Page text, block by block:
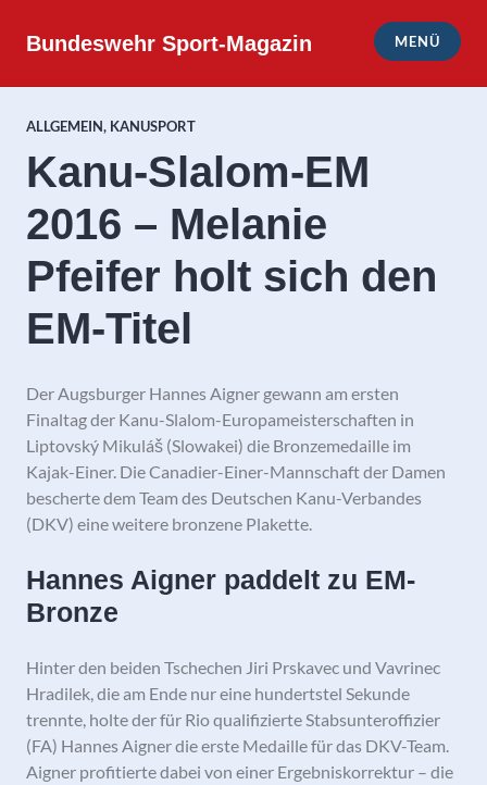
InhaltBundeswehr Sport-Magazin MENÜ
ALLGEMEIN, KANUSPORT
Kanu-Slalom-EM
2016 – Melanie
Pfeifer holt sich den
EM-Titel
Der Augsburger Hannes Aigner gewann am ersten
Finaltag der Kanu-Slalom-Europameisterschaften in
Liptovský Mikuláš (Slowakei) die Bronzemedaille im
Kajak-Einer. Die Canadier-Einer-Mannschaft der Damen
bescherte dem Team des Deutschen Kanu-Verbandes
(DKV) eine weitere bronzene Plakette.
Hannes Aigner paddelt zu EM-
Bronze
Hinter den beiden Tschechen Jiri Prskavec und Vavrinec
Hradilek, die am Ende nur eine hundertstel Sekunde
trennte, holte der für Rio qualifizierte Stabsunteroffizier
(FA) Hannes Aigner die erste Medaille für das DKV-Team.
Aigner profitierte dabei von einer Ergebniskorrektur – die